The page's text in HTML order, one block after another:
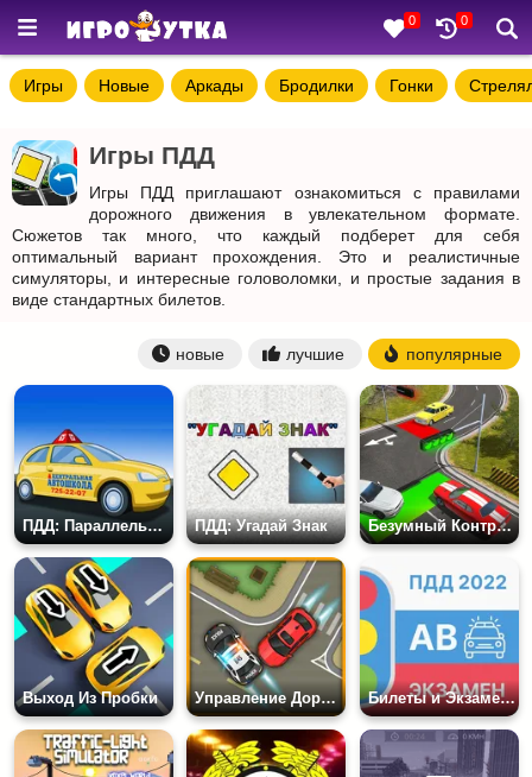
0 0
Игры Новые Аркады Бродилки Гонки
Игры ПДД
Игры ПДД приглашают ознакомиться с правилами
дорожного движения в увлекательном формате.
Сюжетов так много, что каждый подберет для себя
оптимальный вариант прохождения. Это и реалистичные
симуляторы, и интересные головоломки, и простые задания в
виде стандартных билетов.
новые лучшие популярные
ПДД: Параллельная Парковка ПДД: Угадай Знак Безумный Контроль Дорожного Движения
Выход Из Пробки Управление Дорожным Движением Билеты и Экзамен по ПДД